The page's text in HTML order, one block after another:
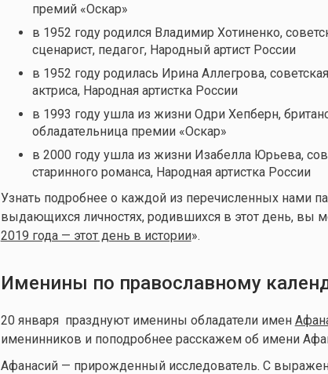
премий «Оскар»
в 1952 году родился Владимир Хотиненко,
сценарист, педагог, Народный артист России
в 1952 году родилась Ирина Аллегрова,
актриса, Народная артистка России
в 1993 году ушла из жизни Одри Хепберн,
обладательница премии «Оскар»
в 2000 году ушла из жизни Изабелла Юрьева,
старинного романса, Народная артистка России
Узнать подробнее о каждой из перечисленных нами
выдающихся личностях, родившихся в этот день, вы
2019 года — этот день в истории».
Именины по православному
20 января празднуют именины обладатели имен
именинников и поподробнее расскажем об имени
Афанасий — прирожденный исследователь. С